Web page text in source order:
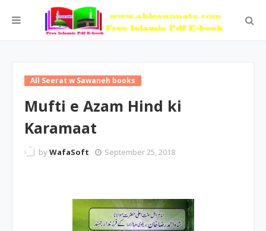
All Seerat w Sawaneh books
Mufti e Azam Hind ki
Karamaat
byWafaSoft September 25, 2018